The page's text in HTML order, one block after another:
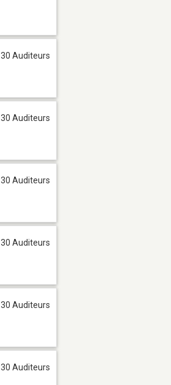
30 Auditeurs
30 Auditeurs
30 Auditeurs
30 Auditeurs
30 Auditeurs
30 Auditeurs